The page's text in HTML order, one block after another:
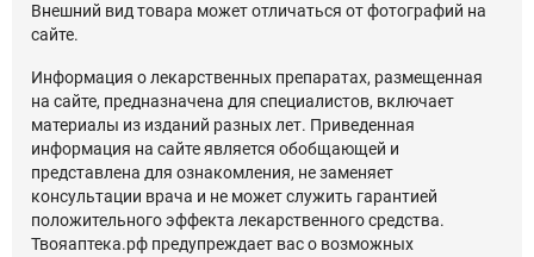
Внешний вид товара может отличаться от фотографий на
сайте.
Информация о лекарственных препаратах, размещенная
на сайте, предназначена для специалистов, включает
материалы из изданий разных лет. Приведенная
информация на сайте является обобщающей и
представлена для ознакомления, не заменяет
консультации врача и не может служить гарантией
положительного эффекта лекарственного средства.
Твояаптека.рф предупреждает вас о возможных